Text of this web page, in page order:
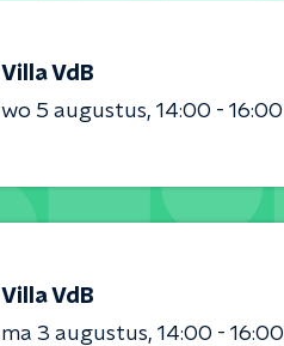
Villa VdB
wo 5 augustus 14:00 - 16:00
Villa VdB
ma 3 augustus 14:00 - 16:00